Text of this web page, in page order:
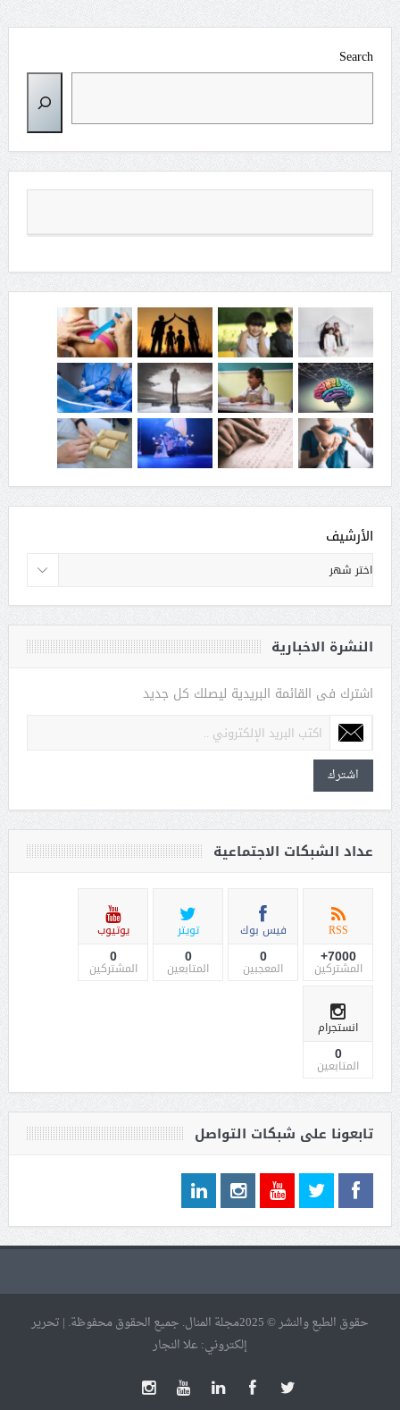
Search
الأرشيف
النشرة الاخبارية
اشترك فى القائمة البريدية ليصلك كل جديد
اشترك
عداد الشبكات الاجتماعية
RSS
7000+
المشتركين
فيس بوك
0
المعجبين
تويتر
0
المتابعين
يوتيوب
0
المشتركين
انستجرام
0
المتابعين
تابعونا على شبكات التواصل
حقوق الطبع والنشر © 2025مجلة المنال. جميع الحقوق محفوظة. | تحرير
إلكتروني: علا النجار